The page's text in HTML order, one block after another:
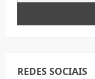
REDES SOCIAIS